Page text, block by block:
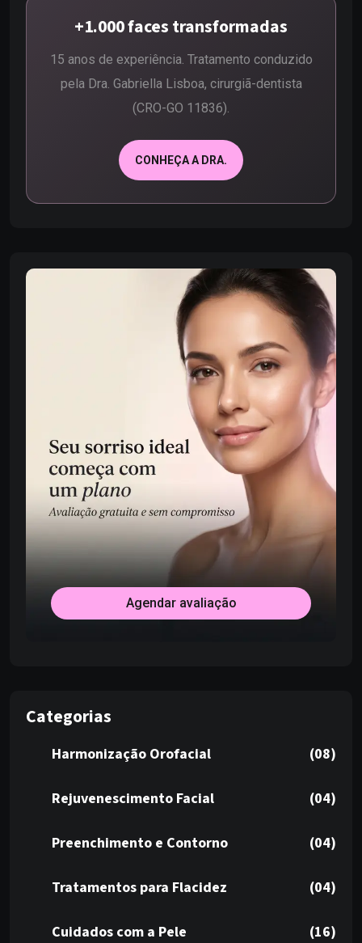
+1.000 faces transformadas
15 anos de experiência. Tratamento conduzido
pela Dra. Gabriella Lisboa, cirurgiã-dentista
(CRO-GO 11836).
CONHEÇA A DRA.
Agendar avaliação
Categorias
Harmonização Orofacial (08)
Rejuvenescimento Facial (04)
Preenchimento e Contorno (04)
Tratamentos para Flacidez (04)
Cuidados com a Pele (16)